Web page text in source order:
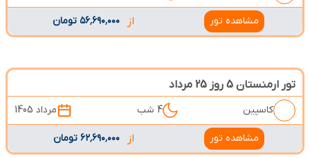
مشاهده تور از ۵۶٬۶۹۰٬۰۰۰ تومان
تور ارمنستان 5 روز 25 مرداد
کاسپین 4 شب مرداد 1405
مشاهده تور از ۶۲٬۶۹۰٬۰۰۰ تومان